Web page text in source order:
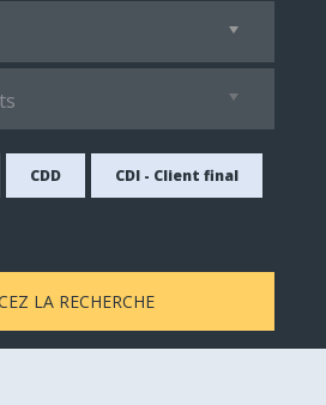
CDD CDI - Client final
LA RECHERCHE